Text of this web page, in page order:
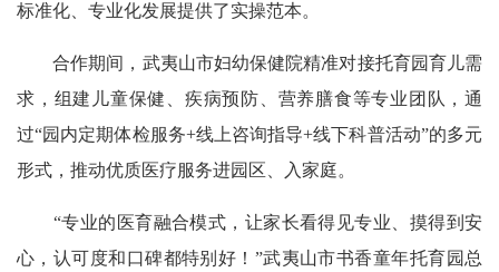
标准化、专业化发展提供了实操范本。
合作期间，武夷山市妇幼保健院精准对接托育园育儿需
求，组建儿童保健、疾病预防、营养膳食等专业团队，通
过“园内定期体检服务+线上咨询指导+线下科普活动”的多元
形式，推动优质医疗服务进园区、入家庭。
“专业的医育融合模式，让家长看得见专业、摸得到安
心，认可度和口碑都特别好！”武夷山市书香童年托育园总